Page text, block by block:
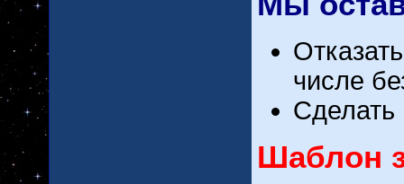
числе
Сделать
Шаблон